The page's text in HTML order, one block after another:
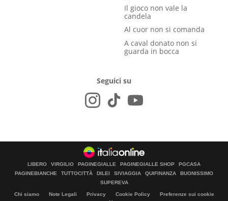
Il gioco non vale la
candela
Al cuor non si comanda
A caval donato non si
guarda in bocca
Seguici su
LIBERO VIRGILIO PAGINEGIALLE PAGINEGIALLE SHOP
PGCASA
PAGINEBIANCHE
TUTTOCITTÀ DILEI SIVIAGGIA QUIFINANZA
BUONISSIMO
SUPEREVA
Chi siamo Note Legali Privacy Cookie Policy
Preferenze sui cookie